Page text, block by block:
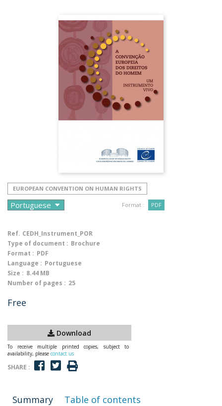
EUROPEAN CONVENTION ON HUMAN RIGHTS
Format : PDF
Ref. CEDH_Instrument_POR
Type of document : Brochure
Format : PDF
Language : Portuguese
Size : 8.44 MB
Number of pages : 25
Free
Download
To receive multiple printed copies, subject to
availability, please contact us
SHARE :
Summary Table of contents